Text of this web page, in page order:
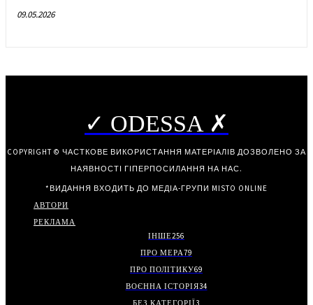
09.05.2026
✓ ODESSA ✗
COPYRIGHT © ЧАСТКОВЕ ВИКОРИСТАННЯ МАТЕРІАЛІВ ДОЗВОЛЕНО ЗА
НАЯВНОСТІ ГІПЕРПОСИЛАННЯ НА НАС.
*ВИДАННЯ ВХОДИТЬ ДО МЕДІА-ГРУПИ MISTO ONLINE
АВТОРИ
РЕКЛАМА
ІНШЕ256
ПРО МЕРА79
ПРО ПОЛІТИКУ69
ВОЄННА ІСТОРІЯ34
БЕЗ КАТЕГОРІЇ3